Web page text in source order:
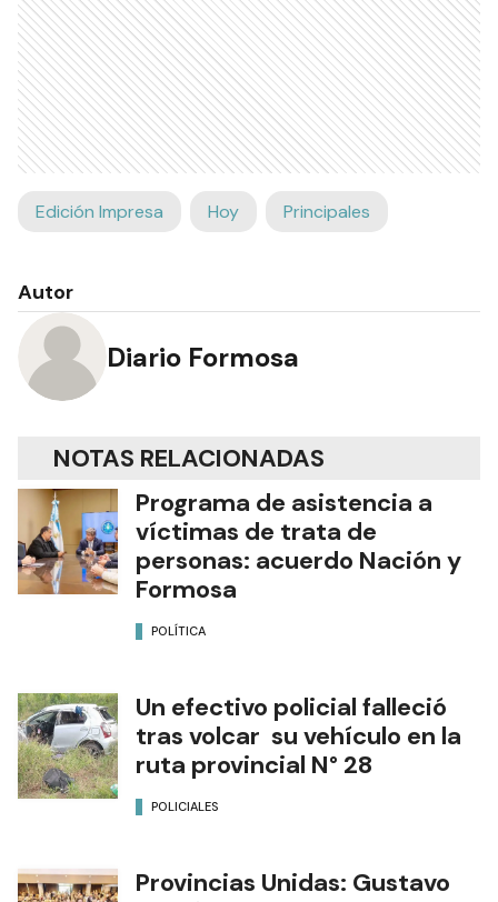
Edición Impresa Hoy Principales
Autor
Diario Formosa
NOTAS RELACIONADAS
Programa de asistencia a
víctimas de trata de
personas: acuerdo Nación y
Formosa
POLÍTICA
Un efectivo policial falleció
tras volcar su vehículo en la
ruta provincial N° 28
POLICIALES
Provincias Unidas: Gustavo